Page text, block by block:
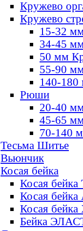
Кружево
Кружево
15-32
34-45
50 мм
55-90
140-180
Рюши
20-40
45-65
70-140
Тесьма Шитье
Вьюнчик
Косая бейка
Косая бейка
Косая бейка
Косая
Бейка